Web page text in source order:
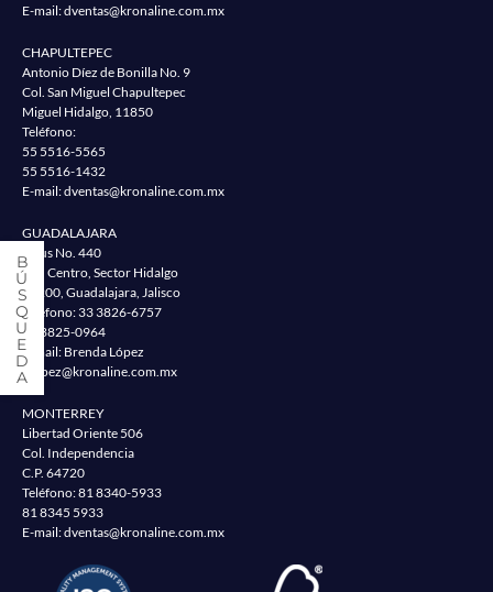
E-mail:dventas@kronaline.com.mx
CHAPULTEPEC
Antonio Díez de Bonilla No. 9
Col. San Miguel Chapultepec
Miguel Hidalgo, 11850
Teléfono:
55 5516-5565
55 5516-1432
E-mail:dventas@kronaline.com.mx
GUADALAJARA
Jesus No. 440
Col. Centro, Sector Hidalgo
44200, Guadalajara, Jalisco
Teléfono: 33 3826-6757
33 3825-0964
E-mail: Brenda López
blopez@kronaline.com.mx
MONTERREY
Libertad Oriente 506
Col. Independencia
C.P. 64720
Teléfono:81 8340-5933
81 8345 5933
E-mail:dventas@kronaline.com.mx